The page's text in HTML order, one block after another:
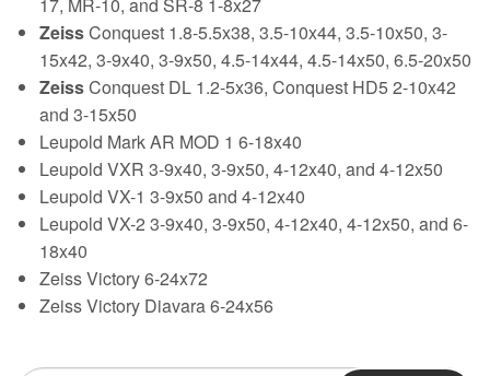
17, MR-10, and SR-8 1-8x27
ZeissConquest 1.8-5.5x38, 3.5-10x44, 3.5-10x50, 3-
15x42, 3-9x40, 3-9x50, 4.5-14x44, 4.5-14x50, 6.5-20x50
ZeissConquest DL 1.2-5x36, Conquest HD5 2-10x42
and 3-15x50
Leupold Mark AR MOD 1 6-18x40
Leupold VXR 3-9x40, 3-9x50, 4-12x40, and 4-12x50
Leupold VX-1 3-9x50 and 4-12x40
Leupold VX-2 3-9x40, 3-9x50, 4-12x40, 4-12x50, and 6-
18x40
Zeiss Victory 6-24x72
Zeiss Victory Diavara 6-24x56